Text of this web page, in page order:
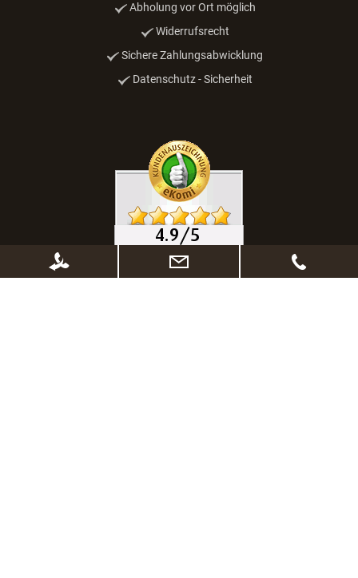
Abholung vor Ort möglich
Widerrufsrecht
Sichere Zahlungsabwicklung
Datenschutz - Sicherheit